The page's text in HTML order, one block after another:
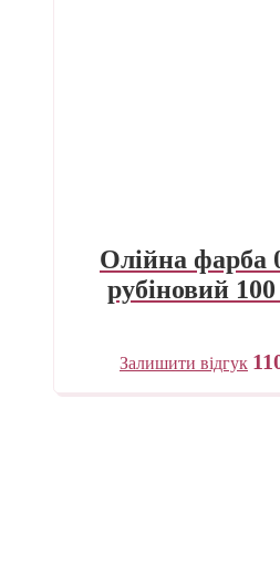
Олійна фарба
рубіновий
Залишити відгук